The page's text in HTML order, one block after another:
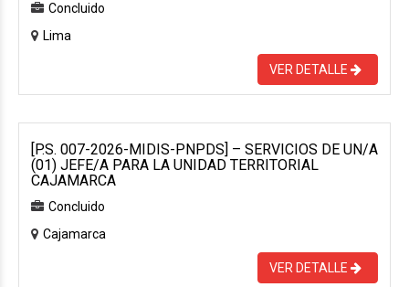
Concluido
Lima
VER DETALLE
[P.S. 007-2026-MIDIS-PNPDS] – SERVICIOS DE UN/A
(01) JEFE/A PARA LA UNIDAD TERRITORIAL
CAJAMARCA
Concluido
Cajamarca
VER DETALLE